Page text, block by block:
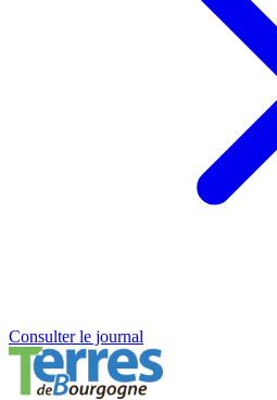
Consulter le journal